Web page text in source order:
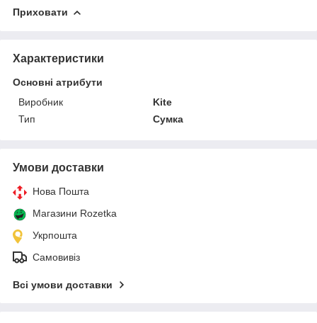
Приховати
Характеристики
Основні атрибути
Виробник
Kite
Тип
Сумка
Умови доставки
Нова Пошта
Магазини Rozetka
Укрпошта
Самовивіз
Всі умови доставки